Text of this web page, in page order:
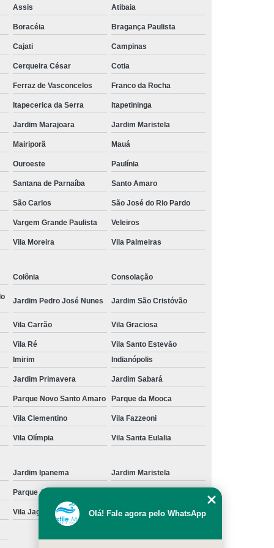
Aluguel Toalha de Banho Fio Penteado
de Toalha de Banho Algodão
Locação de Toalha de Banho Grande
Locação de Toalha de Banho Grossa
Locação de Toalha de Banho São Paulo
Aluguel de Toalha de Pedicure
Locação de Toalha de Manicure
Locação de Toalha Manicure Pedicure
de Toalha para Manicure e Pedicure
de Toalha para Pedicure e Manicure
Grande São Paulo
Locação de Toalha Banho e Rosto
Locação de Toalha Branca para Salão
de Toalha de Rosto Branca
de Toalha de Rosto Grande São Paulo
Locação de Toalha de Rosto Pequena
Locação de Toalha para Rosto
Aluguel de Toalha Industrial Nova
Aluguel de Toalha para Banheiro
Empresa de Locação de Toalha Industrial
de Toalha Industrial Grande São Paulo
Locação de Toalha Industrial São Paulo
Absorção de óleo
óleo
Manta Absorvente Grande São Paulo
Manta Absorvente para óleo
Assis Atibaia
Boracéia Bragança Paulista
Cajati Campinas
Cerqueira César Cotia
Ferraz de Vasconcelos Franco da Rocha
Itapecerica da Serra Itapetininga
Jardim Marajoara Jardim Maristela
Mairiporã Mauá
Ouroeste Paulínia
Santana de Parnaíba Santo Amaro
São Carlos São José do Rio Pardo
Vargem Grande Paulista Veleiros
Vila Moreira Vila Palmeiras
Colônia Consolação
Jardim Pedro José Nunes Jardim São Cristóvão
Vila Carrão Vila Graciosa
Vila Ré
Vila Santo Estevão
Imirim Indianópolis
Jardim Primavera Jardim Sabará
Parque Novo Santo Amaro Parque da Mooca
Vila Clementino Vila Fazzeoni
Vila Olímpia Vila Santa Eulalia
Jardim Ipanema Jardim Maristela
Parque Anhangüera
Vila Jaguara Vila Jaraguá
Olá! Fale agora pelo WhatsApp